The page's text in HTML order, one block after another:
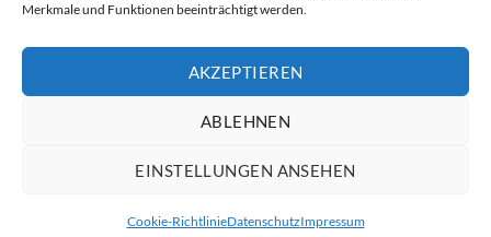
Merkmale und Funktionen beeinträchtigt werden.
AKZEPTIEREN
ABLEHNEN
EINSTELLUNGEN ANSEHEN
Cookie-RichtlinieDatenschutzImpressum
PayPal MasterCard
DATENSCHUTZ WIDERRUF
Copyright 2026 ©ATW Automatentechnik Wartchow GmbH
VERTRAG WIDERRUFEN